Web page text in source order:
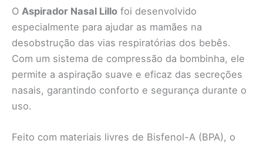
O Aspirador Nasal Lillo foi desenvolvido
especialmente para ajudar as mamães na
desobstrução das vias respiratórias dos bebês.
Com um sistema de compressão da bombinha, ele
permite a aspiração suave e eficaz das secreções
nasais, garantindo conforto e segurança durante o
uso.
Feito com materiais livres de Bisfenol-A (BPA), o